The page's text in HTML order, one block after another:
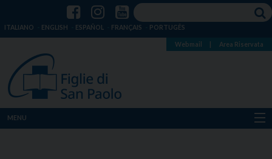
ITALIANO ENGLISH ESPAÑOL FRANÇAIS PORTUGÊS
Webmail Area Riservata
MENU